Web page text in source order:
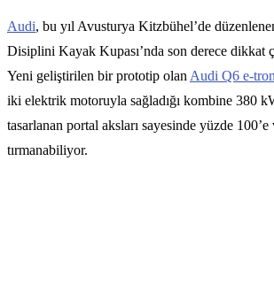
Audi, bu yıl Avusturya Kitzbühel’de
Disiplini Kayak Kupası’nda son derece dikkat
Yeni geliştirilen bir prototip olan Audi Q6 e-
iki elektrik motoruyla sağladığı kombine 380
tasarlanan portal aksları sayesinde yüzde
tırmanabiliyor.